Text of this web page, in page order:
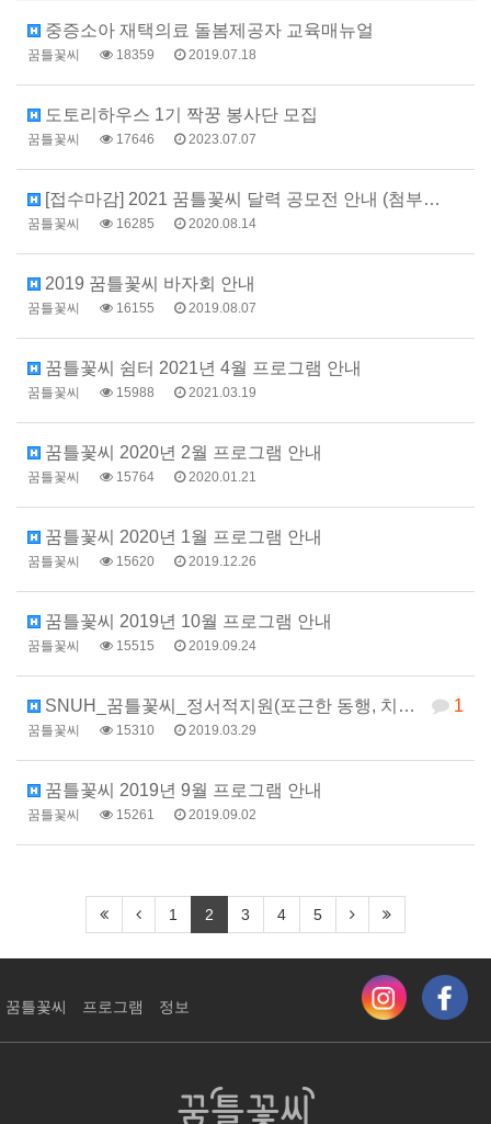
중증소아 재택의료 돌봄제공자 교육매뉴얼
꿈틀꽃씨 18359 2019.07.18
도토리하우스 1기 짝꿍 봉사단 모집
꿈틀꽃씨 17646 2023.07.07
[접수마감] 2021 꿈틀꽃씨 달력 공모전 안내 (첨부…
꿈틀꽃씨 16285 2020.08.14
2019 꿈틀꽃씨 바자회 안내
꿈틀꽃씨 16155 2019.08.07
꿈틀꽃씨 쉼터 2021년 4월 프로그램 안내
꿈틀꽃씨 15988 2021.03.19
꿈틀꽃씨 2020년 2월 프로그램 안내
꿈틀꽃씨 15764 2020.01.21
꿈틀꽃씨 2020년 1월 프로그램 안내
꿈틀꽃씨 15620 2019.12.26
꿈틀꽃씨 2019년 10월 프로그램 안내
꿈틀꽃씨 15515 2019.09.24
1
SNUH_꿈틀꽃씨_정서적지원(포근한 동행, 치료 과정에…
꿈틀꽃씨 15310 2019.03.29
꿈틀꽃씨 2019년 9월 프로그램 안내
꿈틀꽃씨 15261 2019.09.02
1 2 3 4 5
꿈틀꽃씨 프로그램 정보